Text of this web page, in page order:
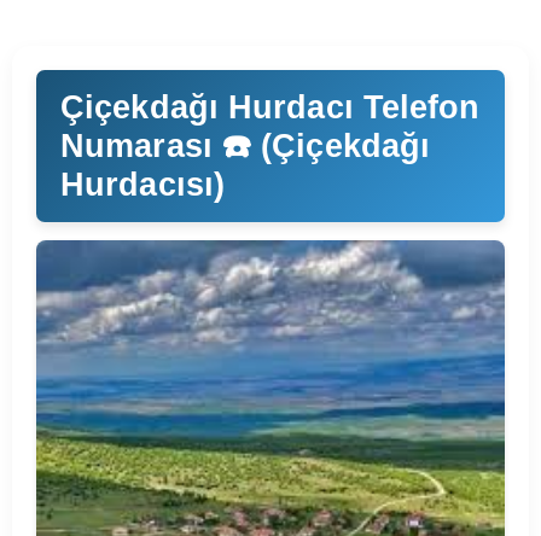
Çiçekdağı Hurdacı Telefon
Numarası ☎️ (Çiçekdağı
Hurdacısı)